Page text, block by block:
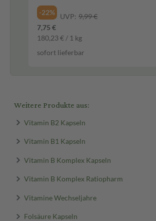
-22%
UVP: 9,99 €
7,75 €
180,23 € / 1 kg
sofort lieferbar
Weitere Produkte aus:
Vitamin B2 Kapseln
Vitamin B1 Kapseln
Vitamin B Komplex Kapseln
Vitamin B Komplex Ratiopharm
Vitamine Wechseljahre
Folsäure Kapseln